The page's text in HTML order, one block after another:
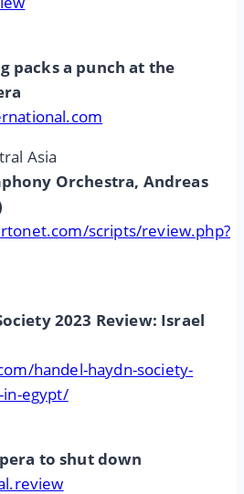
packs a punch at the
Asia
Orchestra, Andreas
scripts/review.php?
2023 Review: Israel
handel-haydn-society-
egypt/
to shut down